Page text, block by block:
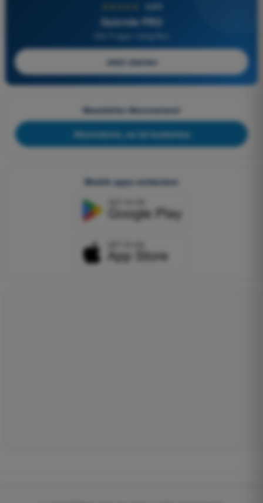
4,6/5
Quizvds PRO
Alle Fragen inbegriffen
Jetzt starten
Newsletter-Abonnement
Abonnieren, es ist kostenlos
Mobile apps entdecken